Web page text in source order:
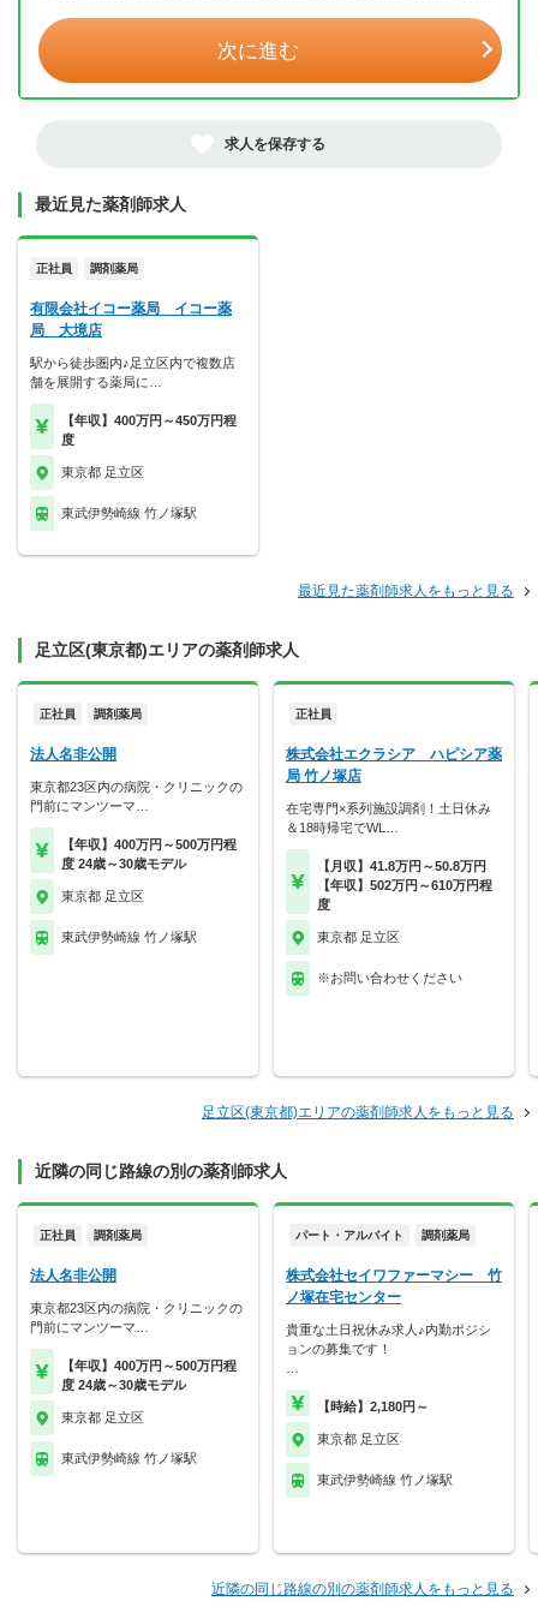
次に進む
求人を保存する
最近見た薬剤師求人
正社員 調剤薬局
有限会社イコー薬局 イコー薬
局 大境店
駅から徒歩圏内♪足立区内で複数店
舗を展開する薬局に…
【年収】400万円～450万円程
度
東京都 足立区
東武伊勢崎線 竹ノ塚駅
最近見た薬剤師求人をもっと見る
足立区(東京都)エリアの薬剤師求人
正社員 調剤薬局
法人名非公開
東京都23区内の病院・クリニックの
門前にマンツーマ…
【年収】400万円～500万円程
度 24歳～30歳モデル
東京都 足立区
東武伊勢崎線 竹ノ塚駅
正社員
株式会社エクラシア ハピシア薬
局 竹ノ塚店
在宅専門×系列施設調剤！土日休み
＆18時帰宅でWL…
【月収】41.8万円～50.8万円
【年収】502万円～610万円程
度
東京都 足立区
※お問い合わせください
足立区(東京都)エリアの薬剤師求人をもっと見る
近隣の同じ路線の別の薬剤師求人
正社員 調剤薬局
法人名非公開
東京都23区内の病院・クリニックの
門前にマンツーマ…
【年収】400万円～500万円程
度 24歳～30歳モデル
東京都 足立区
東武伊勢崎線 竹ノ塚駅
パート・アルバイト 調剤薬局
株式会社セイワファーマシー 竹
ノ塚在宅センター
貴重な土日祝休み求人♪内勤ポジシ
ョンの募集です！
…
【時給】2,180円～
東京都 足立区
東武伊勢崎線 竹ノ塚駅
近隣の同じ路線の別の薬剤師求人をもっと見る